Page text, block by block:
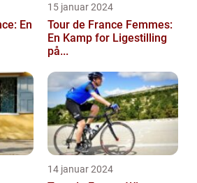
En
15 januar 2024
Tour de France Femmes:
En Kamp for Ligestilling
på...
14 januar 2024